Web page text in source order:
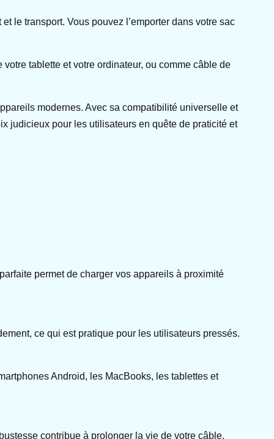
le transport. Vous pouvez l’emporter dans votre sac
tablette et votre ordinateur, ou comme câble de
modernes. Avec sa compatibilité universelle et
judicieux pour les utilisateurs en quête de praticité et
permet de charger vos appareils à proximité
ce qui est pratique pour les utilisateurs pressés.
Android, les MacBooks, les tablettes et
contribue à prolonger la vie de votre câble,